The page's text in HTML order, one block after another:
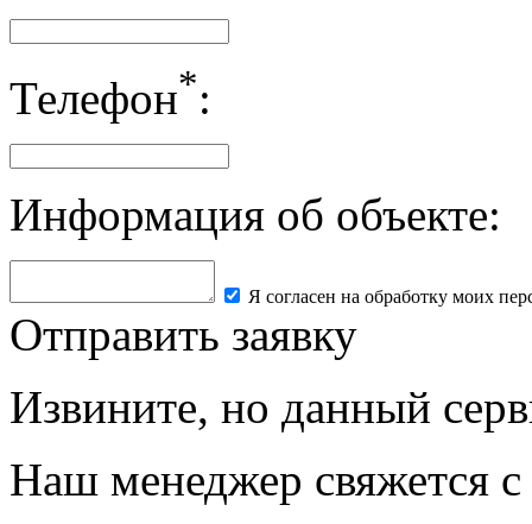
Телефон*:
Информация об объекте:
Я согласен на обработку моих
Отправить заявку
Извините, но данный
Наш менеджер свяжется